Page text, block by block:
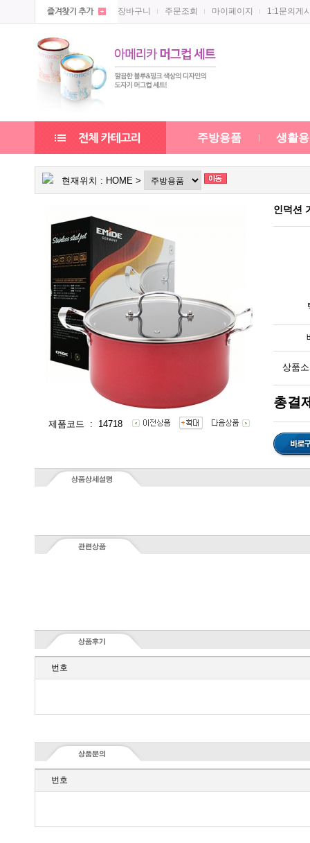
장바구니 주문조회 마이페이지 1:1문의게
주방용품 생활
현재위치 : HOME >
제품코드 : 14718
인덕션
상품
총결
번호
번호